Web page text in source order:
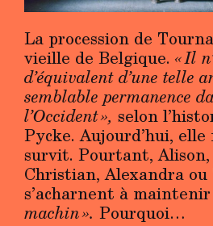
La procession de
vieille de Belgique. « Il
d’équivalent d’une telle
semblable permanence
l’Occident », selon
Pycke. Aujourd’hui,
survit. Pourtant,
Christian, Alexandra ou
s’acharnent à maintenir
machin ». Pourquoi…